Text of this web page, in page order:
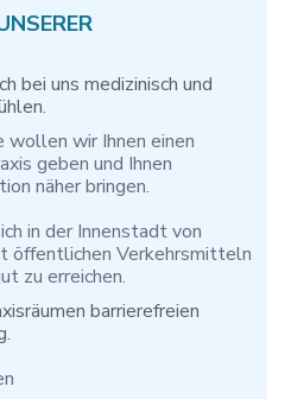
bei uns medizinisch und
wir Ihnen einen
geben und Ihnen
näher bringen.
in der Innenstadt von
öffentlichen Verkehrsmitteln
zu erreichen.
barrierefreien